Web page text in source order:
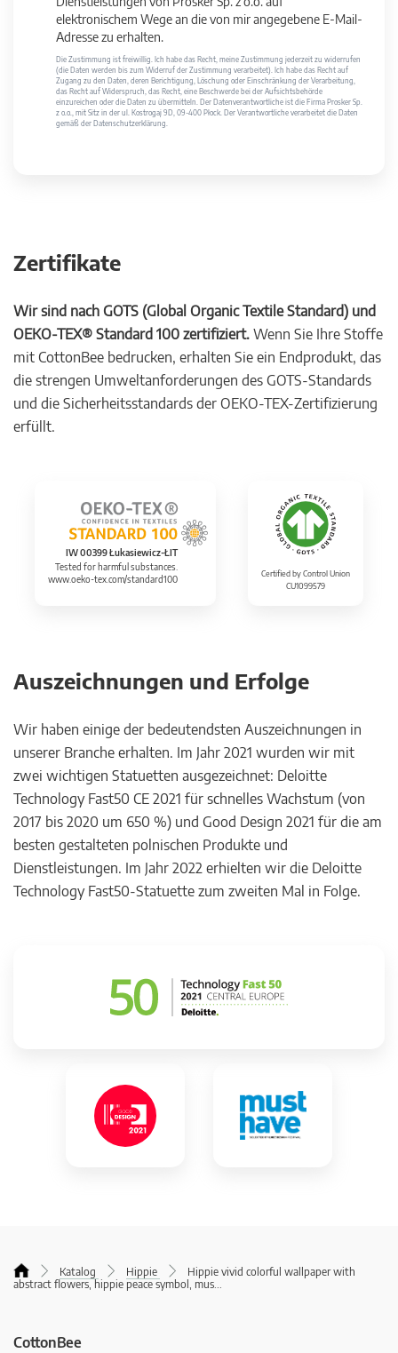
elektronischem Wege an die von mir angegebene E-Mail-
Adresse zu erhalten.
Die Zustimmung ist freiwillig. Ich habe das Recht, meine Zustimmung jederzeit zu widerrufen
(die Daten werden bis zum Widerruf der Zustimmung verarbeitet). Ich habe das Recht auf
Zugang zu den Daten, deren Berichtigung, Löschung oder Einschränkung der Verarbeitung,
das Recht auf Widerspruch, das Recht, eine Beschwerde bei der Aufsichtsbehörde
einzureichen oder die Daten zu übermitteln. Der Datenverantwortliche ist die Firma Prosker Sp.
z o.o., mit Sitz in der ul. Kostrogaj 9D, 09-400 Płock. Der Verantwortliche verarbeitet die Daten
gemäß der Datenschutzerklärung.
Zertifikate
Wir sind nach GOTS (Global Organic Textile Standard) und
OEKO-TEX® Standard 100 zertifiziert. Wenn Sie Ihre Stoffe
mit CottonBee bedrucken, erhalten Sie ein Endprodukt, das
die strengen Umweltanforderungen des GOTS-Standards
und die Sicherheitsstandards der OEKO-TEX-Zertifizierung
erfüllt.
IW 00399 Łukasiewicz-ŁIT
Tested for harmful substances.
www.oeko-tex.com/standard100
Certified by Control Union
CU1099579
Auszeichnungen und Erfolge
Wir haben einige der bedeutendsten Auszeichnungen in
unserer Branche erhalten. Im Jahr 2021 wurden wir mit
zwei wichtigen Statuetten ausgezeichnet: Deloitte
Technology Fast50 CE 2021 für schnelles Wachstum (von
2017 bis 2020 um 650 %) und Good Design 2021 für die am
besten gestalteten polnischen Produkte und
Dienstleistungen. Im Jahr 2022 erhielten wir die Deloitte
Technology Fast50-Statuette zum zweiten Mal in Folge.
Katalog Hippie
Hippie vivid colorful wallpaper with
abstract flowers, hippie peace symbol, mus...
CottonBee